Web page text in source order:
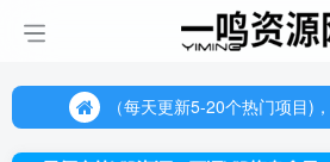
（每天更新5-20个热门项目)
（每天更新5-20个热门项目)
欢迎访问一鸣资源网，本站汇